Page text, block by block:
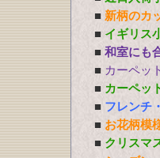
■ 新柄のカ
■ イギリス
■ 和室にも
■ カーペッ
■ カーペッ
■ フレンチ
■ お花柄模
■ クリスマ